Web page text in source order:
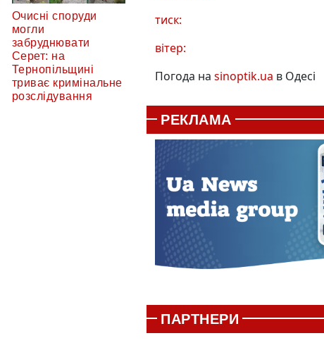
Очисні споруди
могли
забруднювати
Серет: на
Тернопільщині
триває кримінальне
розслідування
тиск:
вітер:
Погода на sinoptik.ua в Одесі
РЕКЛАМА
ПАРТНЕРИ